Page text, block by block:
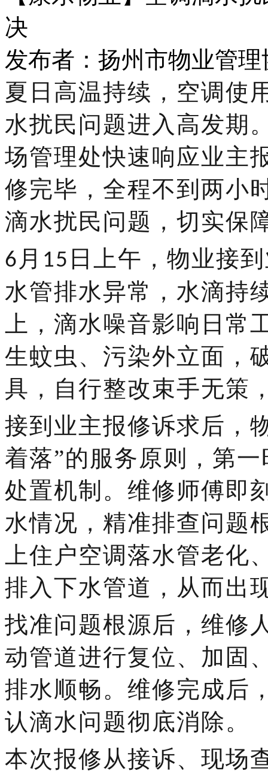
决
发布者：扬州市物业管
夏日高温持续，空调使
水扰民问题进入高发期
场管理处快速响应业主
修完毕，全程不到两小
滴水扰民问题，切实保
6 月 15 日上午 ，物业接
水管排水异常，水滴持
上 ，滴水噪音影响日常
生蚊虫、污染外立面 ，
具，自行整改束手无策
接到业主报修诉求后，
着落”的服务原则，第
处置机制。维修师傅即
水情况，精准排查问题
上住户空调落水管老化
排入下水管道，从而出
找准问题根源后，维修
动管道进行复位、加固
排水顺畅。维修完成后
认滴水问题彻底消除。
本次报修从接诉、现场